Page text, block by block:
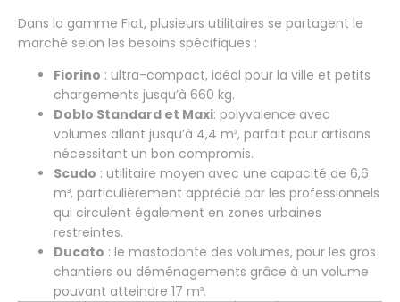
Dans la gamme Fiat, plusieurs utilitaires se partagent le
marché selon les besoins spécifiques :
Fiorino : ultra-compact, idéal pour la ville et petits
chargements jusqu’à 660 kg.
Doblo Standard et Maxi: polyvalence avec
volumes allant jusqu’à 4,4 m³, parfait pour artisans
nécessitant un bon compromis.
Scudo : utilitaire moyen avec une capacité de 6,6
m³, particulièrement apprécié par les professionnels
qui circulent également en zones urbaines
restreintes.
Ducato : le mastodonte des volumes, pour les gros
chantiers ou déménagements grâce à un volume
pouvant atteindre 17 m³.